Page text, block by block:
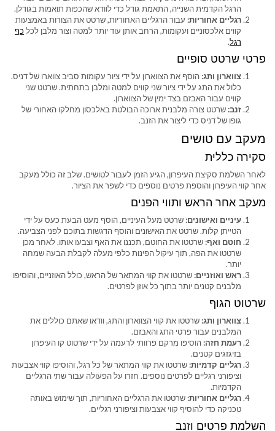
הרגל הקדמית השנייה, התאמת גודל כדי לוודא שהכפות תואמות בגודלן.
רגליים אחוריות: עבור הרגליים האחוריות, שרטט את הצורות באמצעות
קווים אלכסוניים ועקומות, הרחב אותן עוד יותר למטה וצור מלבן לכל כף
רגל.
פרטי שרטט סופיים
צווארון ותג: הוסף את הצווארון על ידי ציור עקומות סביב צווארו של דניס.
כלול את התג על ידי ציור שני קווים למטה ומלבן בתחתית. שרטט שני
קווים עבור האבזם בצד ימין של הצווארון.
זנב: שרטט צורה מלבנית ארוכה הבולטת באלכסון מחלקו האחורי של
גופו של דניס כדי ליצור את הזנב.
מעקב עם טושים
סקירה כללית
לאחר השלמת סקיצת העיפרון, הגיע הזמן לעבור לטושים. שלב זה כולל מעקב
אחר קווי העיפרון והוספת פרטים נוספים כדי לשפר את הציור.
מעקב אחר הראש ותווי הפנים
עיניים ואישונים: שרטט מעל העיניים, הוסף מעט הבעת כעס על ידי
הטייתן קלות. שרטט את האישונים והוסף הדגשות בתוכם לפני הצביעה.
חוטם ואף: שרטטו את החוטם, תכננו את האף וצבעו אותו. לאחר מכן
שרטטו את הפה, תוך עיקול הפינות כלפי מעלה לקבלת הבעה שמחה
יותר.
ראש ואוזניים: שרטטו את קווי המתאר של הראש, כולל האוזניים, והוסיפו
מלבנים קטנים יותר בתוך כל אוזן לפרטים.
שרטוט הגוף
צווארון ותג: שרטטו את קווי הצווארון והתג, וודאו שאתם כוללים את
המלבנים עבור פרטי התג והאבזם.
רעמת חזה: הוסיפו מרקם פרוותי לרעמה על ידי שרטוט קו העיפרון
בזיגזגים קטנים.
רגליים קדמיות: שרטטו את קווי המתאר של כל רגל, והוסיפו קווי אצבעות
וציפורני רגליים לפרטים נוספים. חזרו על הפעולה עבור שתי הרגליים
הקדמיות.
רגליים אחוריות: שרטטו את הרגליים האחוריות, תוך שימוש באותה
טכניקה כדי להוסיף קווי אצבעות וציפורני רגליים.
השלמת פרטים וזנב